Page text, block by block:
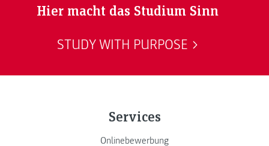
Hier macht das Studium Sinn
STUDY WITH PURPOSE
Services
Onlinebewerbung